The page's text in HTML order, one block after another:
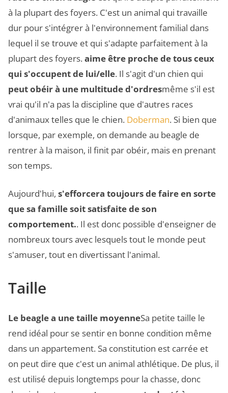
à la plupart des foyers. C'est un animal qui travaille
dur pour s'intégrer à l'environnement familial dans
lequel il se trouve et qui s'adapte parfaitement à la
plupart des foyers.aime être proche de tous ceux
qui s'occupent de lui/elle. Il s'agit d'un chien qui
peut obéir à une multitude d'ordresmême s'il est
vrai qu'il n'a pas la discipline que d'autres races
d'animaux telles que le chien. Doberman. Si bien que
lorsque, par exemple, on demande au beagle de
rentrer à la maison, il finit par obéir, mais en prenant
son temps.
Aujourd'hui, s'efforcera toujours de faire en sorte
que sa famille soit satisfaite de son
comportement.. Il est donc possible d'enseigner de
nombreux tours avec lesquels tout le monde peut
s'amuser, tout en divertissant l'animal.
Taille
Le beagle a une taille moyenneSa petite taille le
rend idéal pour se sentir en bonne condition même
dans un appartement. Sa constitution est carrée et
on peut dire que c'est un animal athlétique. De plus, il
est utilisé depuis longtemps pour la chasse, donc